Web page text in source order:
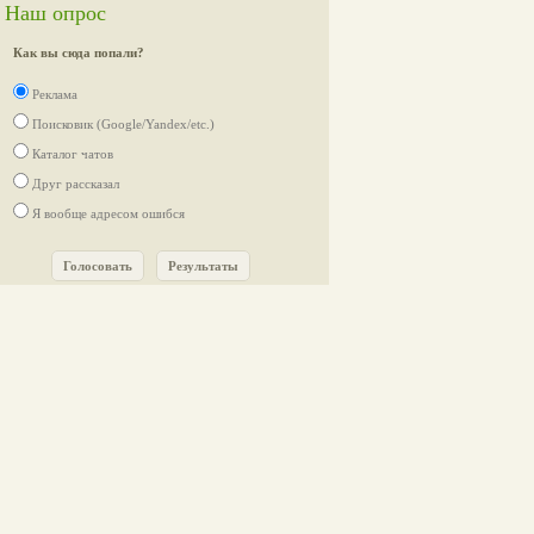
Наш опрос
Как вы сюда попали?
Реклама
Поисковик (Google/Yandex/etc.)
Каталог чатов
Друг рассказал
Я вообще адресом ошибся
Голосовать Результаты